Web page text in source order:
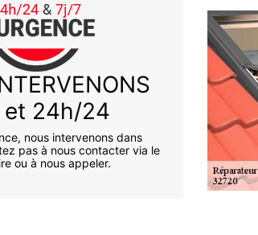
et 24h/24
nous intervenons dans
pas à nous contacter via le
ou à nous appeler.